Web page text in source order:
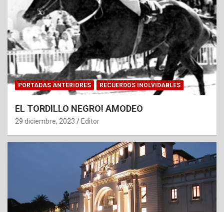
PORTADAS ANTERIORES RECUERDOS INOLVIDABLES
EL TORDILLO NEGRO! AMODEO
29 diciembre, 2023 Editor